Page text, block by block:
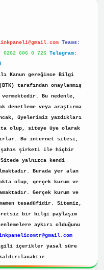
Teams:
0262 606 0 726 Telegram:
Kanun gereğince Bilgi
tarafından onaylanmış
Bu nedenle,
veya araştırma
üyelerimiz yazdıkları
olup, siteye üye olarak
Bu internet sitesi,
şahıs şirketi ile hiçbir
Sitede yalnızca kendi
Burada yer alan
olup, gerçek kurum ve
Gerçek kurum ve
tesadüfidir. Sitemiz,
ücretsiz bir bilgi paylaşım
aykırı olduğunu
içerikler yasal süre